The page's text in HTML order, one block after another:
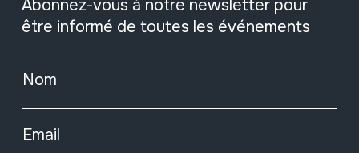
Abonnez-vous à notre newsletter pour
être informé de toutes les événements
Nom
Email